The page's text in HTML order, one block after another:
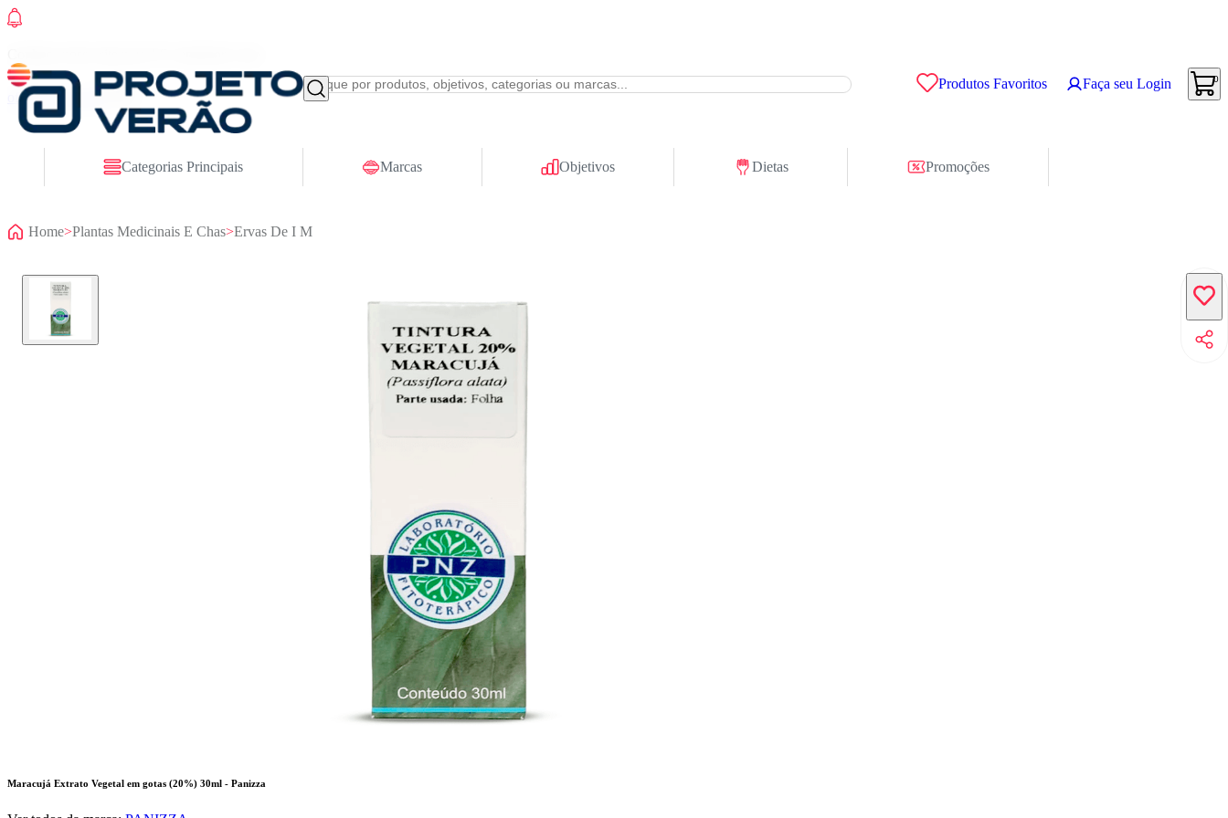
ofertas especiais
Produtos Favoritos Faça seu Login 0
Categorias Principais Marcas Objetivos Dietas Promoções
Home>Plantas Medicinais E Chas>Ervas De I M
Maracujá Extrato Vegetal em gotas (20%) 30ml - Panizza